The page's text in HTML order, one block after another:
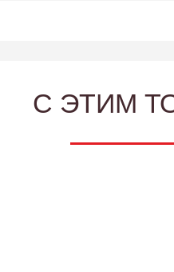
C ЭТИМ